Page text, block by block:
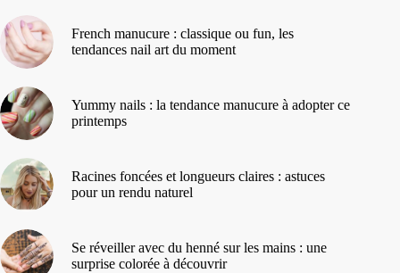
French manucure : classique ou fun, les
tendances nail art du moment
Yummy nails : la tendance manucure à adopter ce
printemps
Racines foncées et longueurs claires : astuces
pour un rendu naturel
Se réveiller avec du henné sur les mains : une
surprise colorée à découvrir